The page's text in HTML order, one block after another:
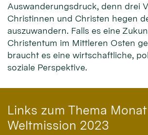
Auswanderungsdruck, denn drei
Christinnen und Christen hegen
auszuwandern. Falls es eine
Christentum im Mittleren Osten
braucht es eine wirtschaftliche,
soziale Perspektive.
Links zum Thema
Weltmission 2023